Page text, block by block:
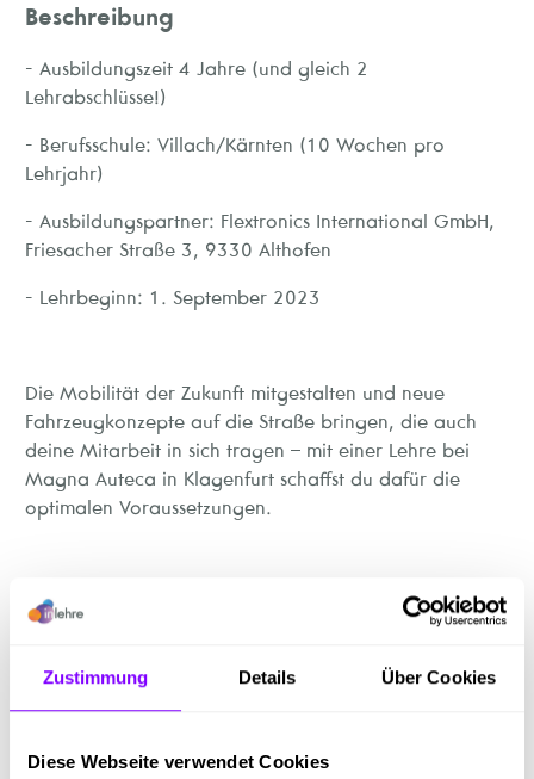
Zustimmung Details Über Cookies
Diese Webseite verwendet Cookies
Beschreibung
- Ausbildungszeit 4 Jahre (und gleich 2
Lehrabschlüsse!)
- Berufsschule: Villach/Kärnten (10 Wochen pro
Lehrjahr)
- Ausbildungspartner: Flextronics International GmbH,
Friesacher Straße 3, 9330 Althofen
- Lehrbeginn: 1. September 2023
Die Mobilität der Zukunft mitgestalten und neue
Fahrzeugkonzepte auf die Straße bringen, die auch
deine Mitarbeit in sich tragen – mit einer Lehre bei
Magna Auteca in Klagenfurt schaffst du dafür die
optimalen Voraussetzungen.
Wir bieten dir die Möglichkeit, ein umfangreiches,
duales Lehrlingsausbildungssystem zu absolvieren. Das
erfolgt - also dort, wo sie am besten vermittelt werden
kann. Die fachtheoretischen Kenntnisse werden in der